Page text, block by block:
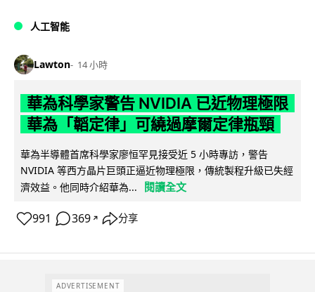
人工智能
Lawton 14 小時
華為科學家警告 NVIDIA 已近物理極限
華為「韜定律」可繞過摩爾定律瓶頸
華為半導體首席科學家廖恒罕見接受近 5 小時專訪，警告
NVIDIA 等西方晶片巨頭正逼近物理極限，傳統製程升級已失經
濟效益。他同時介紹華為...
閱讀全文
991 369 ↗ 分享
ADVERTISEMENT